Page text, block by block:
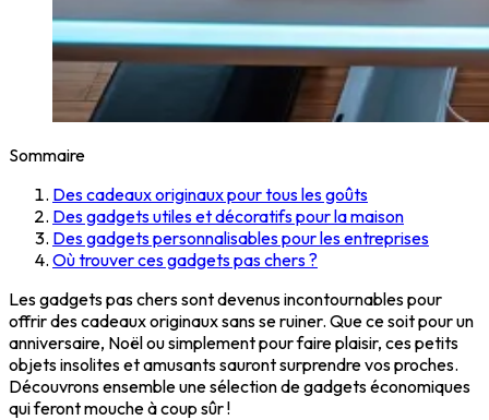
Sommaire
Des cadeaux originaux pour tous les goûts
Des gadgets utiles et décoratifs pour la maison
Des gadgets personnalisables pour les entreprises
Où trouver ces gadgets pas chers ?
Les gadgets pas chers sont devenus incontournables pour
offrir des cadeaux originaux sans se ruiner. Que ce soit pour un
anniversaire, Noël ou simplement pour faire plaisir, ces petits
objets insolites et amusants sauront surprendre vos proches.
Découvrons ensemble une sélection de gadgets économiques
qui feront mouche à coup sûr !